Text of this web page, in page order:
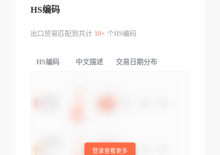
HS编码
出口贸易匹配到共计 10+个HS编码
HS编码 中文描述 交易日期分布
登录查看更多